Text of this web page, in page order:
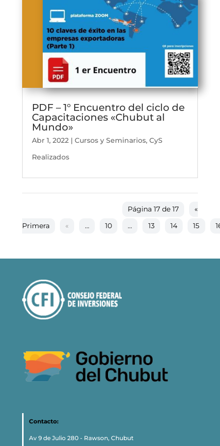
PDF – 1° Encuentro del ciclo de
Capacitaciones «Chubut al
Mundo»
Abr 1, 2022| Cursos y Seminarios, CyS
Realizados
Página 17 de 17
«
Primera
« ... 10 ... 13 14 15
Contacto:
Av 9 de Julio 280 - Rawson, Chubut